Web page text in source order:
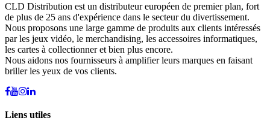
CLD Distribution est un distributeur européen de premier plan, fort
de plus de 25 ans d'expérience dans le secteur du divertissement.
Nous proposons une large gamme de produits aux clients intéressés
par les jeux vidéo, le merchandising, les accessoires informatiques,
les cartes à collectionner et bien plus encore.
Nous aidons nos fournisseurs à amplifier leurs marques en faisant
briller les yeux de vos clients.
Liens utiles